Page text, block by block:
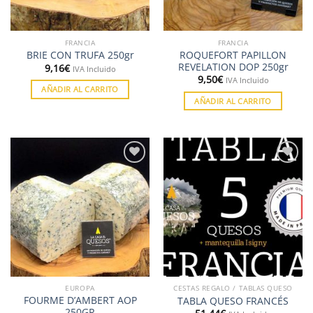
elegir
en
la
página
de
producto
FRANCIA
BRIE CON TRUFA 250gr
9,16€ IVA Incluido
AÑADIR AL CARRITO
FRANCIA
ROQUEFORT PAPILLON
REVELATION DOP 250gr
9,50€ IVA Incluido
AÑADIR AL CARRITO
Añadir
a la
lista de
deseos
EUROPA
FOURME D’AMBERT AOP
a la
lista de
deseos
CESTAS REGALO / TABLAS QUESO
TABLA QUESO FRANCÉS